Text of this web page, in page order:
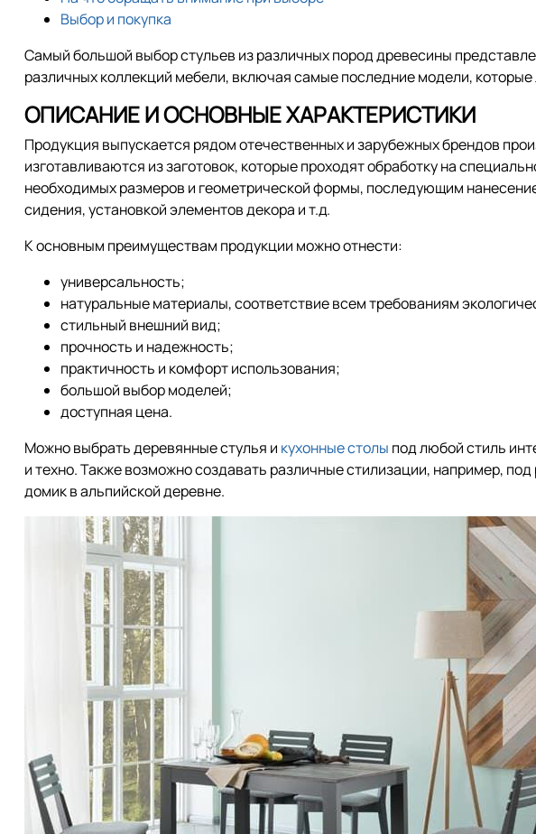
Выбор и покупка
Самый большой выбор стульев из различных пород древесины
различных коллекций мебели, включая самые последние модели,
ОПИСАНИЕ И ОСНОВНЫЕ ХАРАКТЕРИСТИКИ
Продукция выпускается рядом отечественных и зарубежных брендов
изготавливаются из заготовок, которые проходят обработку на
необходимых размеров и геометрической формы, последующим
сидения, установкой элементов декора и т.д.
К основным преимуществам продукции можно отнести:
универсальность;
натуральные материалы, соответствие всем требованиям
стильный внешний вид;
прочность и надежность;
практичность и комфорт использования;
большой выбор моделей;
доступная цена.
Можно выбрать деревянные стулья и кухонные столы под любой стиль
и техно. Также возможно создавать различные стилизации, например,
домик в альпийской деревне.